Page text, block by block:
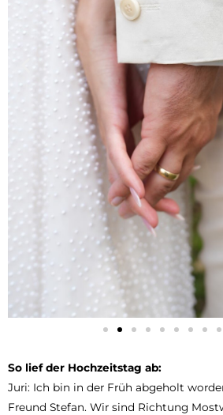
So lief der Hochzeitstag ab:
Juri: Ich bin in der Früh abgeholt
Freund Stefan. Wir sind Richtung